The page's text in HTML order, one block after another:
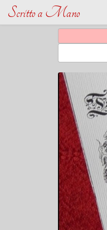
Scritto a Mano